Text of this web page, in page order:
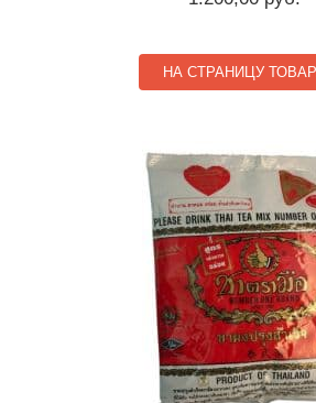
НА СТРАНИЦУ